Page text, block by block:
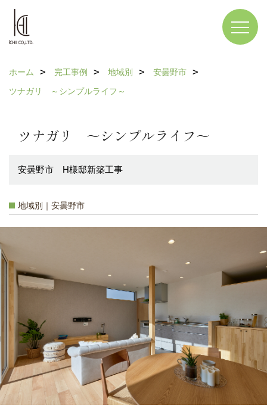
ホーム 完工事例 地域別
安曇野市
ツナガリ ～シンプルライフ～
ツナガリ ～シンプルライフ～
安曇野市 H様邸新築工事
地域別｜安曇野市